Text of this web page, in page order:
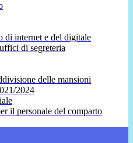
di internet e del digitale
di segreteria
delle mansioni
2024
il personale del comparto